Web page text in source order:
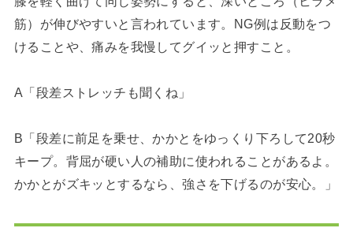
筋）が伸びやすいと言われています。NG例は反動をつ
けることや、痛みを我慢してグイッと押すこと。
A「段差ストレッチも聞くね」
B「段差に前足を乗せ、かかとをゆっくり下ろして20秒
キープ。背屈が硬い人の補助に使われることがあるよ。
かかとがズキッとするなら、強さを下げるのが安心。」